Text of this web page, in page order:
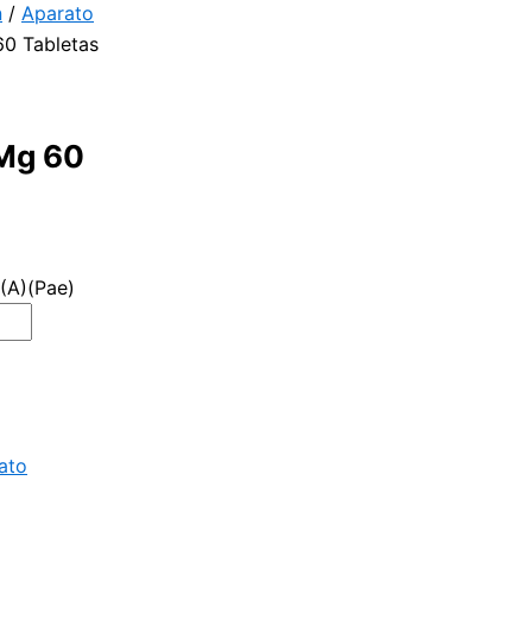
/ Aparato
Tabletas
60